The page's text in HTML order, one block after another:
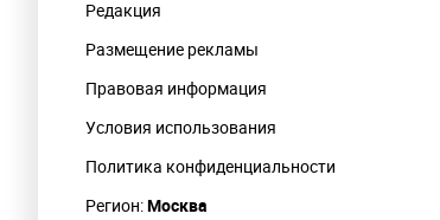
Редакция
Размещение рекламы
Правовая информация
Условия использования
Политика конфиденциальности
Регион:Москва